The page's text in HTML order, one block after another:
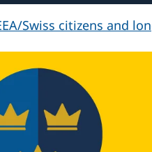
Swiss citizens and